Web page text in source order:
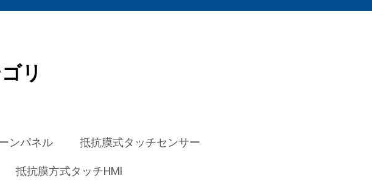
リ
ンパネル
抵抗膜式タッチセンサー
抵抗膜方式タッチHMI